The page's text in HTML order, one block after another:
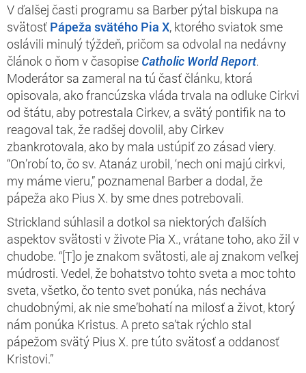
V ďalšej časti programu sa Barber pýtal biskupa na
svätosť Pápeža svätého Pia X, ktorého sviatok sme
oslávili minulý týždeň, pričom sa odvolal na nedávny
článok o ňom v časopise Catholic World Report.
Moderátor sa zameral na tú časť článku, ktorá
opisovala, ako francúzska vláda trvala na odluke Cirkvi
od štátu, aby potrestala Cirkev, a svätý pontifik na to
reagoval tak, že radšej dovolil, aby Cirkev
zbankrotovala, ako by mala ustúpiť zo zásad viery.
“On’robí to, čo sv. Atanáz urobil, ‘nech oni majú cirkvi,
my máme vieru,” poznamenal Barber a dodal, že
pápeža ako Pius X. by sme dnes potrebovali.
Strickland súhlasil a dotkol sa niektorých ďalších
aspektov svätosti v živote Pia X., vrátane toho, ako žil v
chudobe. “[T]o je znakom svätosti, ale aj znakom veľkej
múdrosti. Vedel, že bohatstvo tohto sveta a moc tohto
sveta, všetko, čo tento svet ponúka, nás necháva
chudobnými, ak nie sme’bohatí na milosť a život, ktorý
nám ponúka Kristus. A preto sa’tak rýchlo stal
pápežom svätý Pius X. pre túto svätosť a oddanosť
Kristovi.”